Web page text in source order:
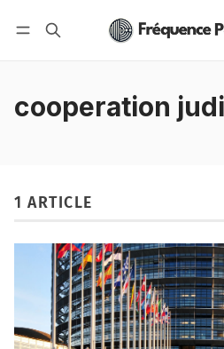
Nous
cooperation
1 ARTICLE